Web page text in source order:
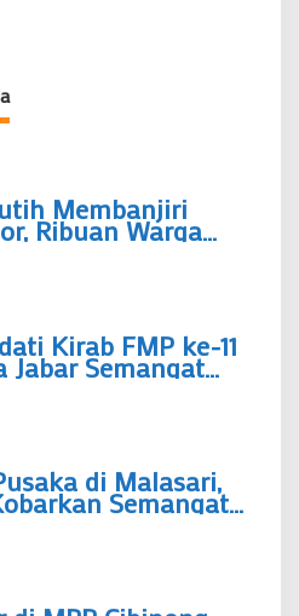
Membanjiri
Ribuan Warga
HUT
Kirab FMP ke-11
Jabar Semangat
Jadi Energi
di Malasari,
Semangat
Bogor